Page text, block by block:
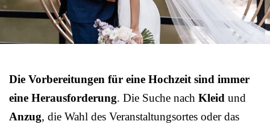
Die Vorbereitungen für eine Hochzeit sind immer
eine Herausforderung. Die Suche nach Kleid und
Anzug, die Wahl des Veranstaltungsortes oder das